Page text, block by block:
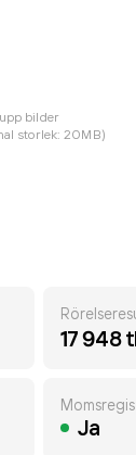
bilder
storlek: 20MB)
17 948
Ja